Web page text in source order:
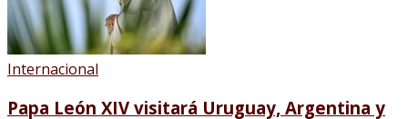
Internacional
Papa León XIV visitará Uruguay, Argentina y